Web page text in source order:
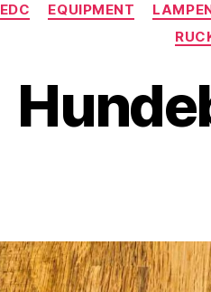
EDC EQUIPMENT